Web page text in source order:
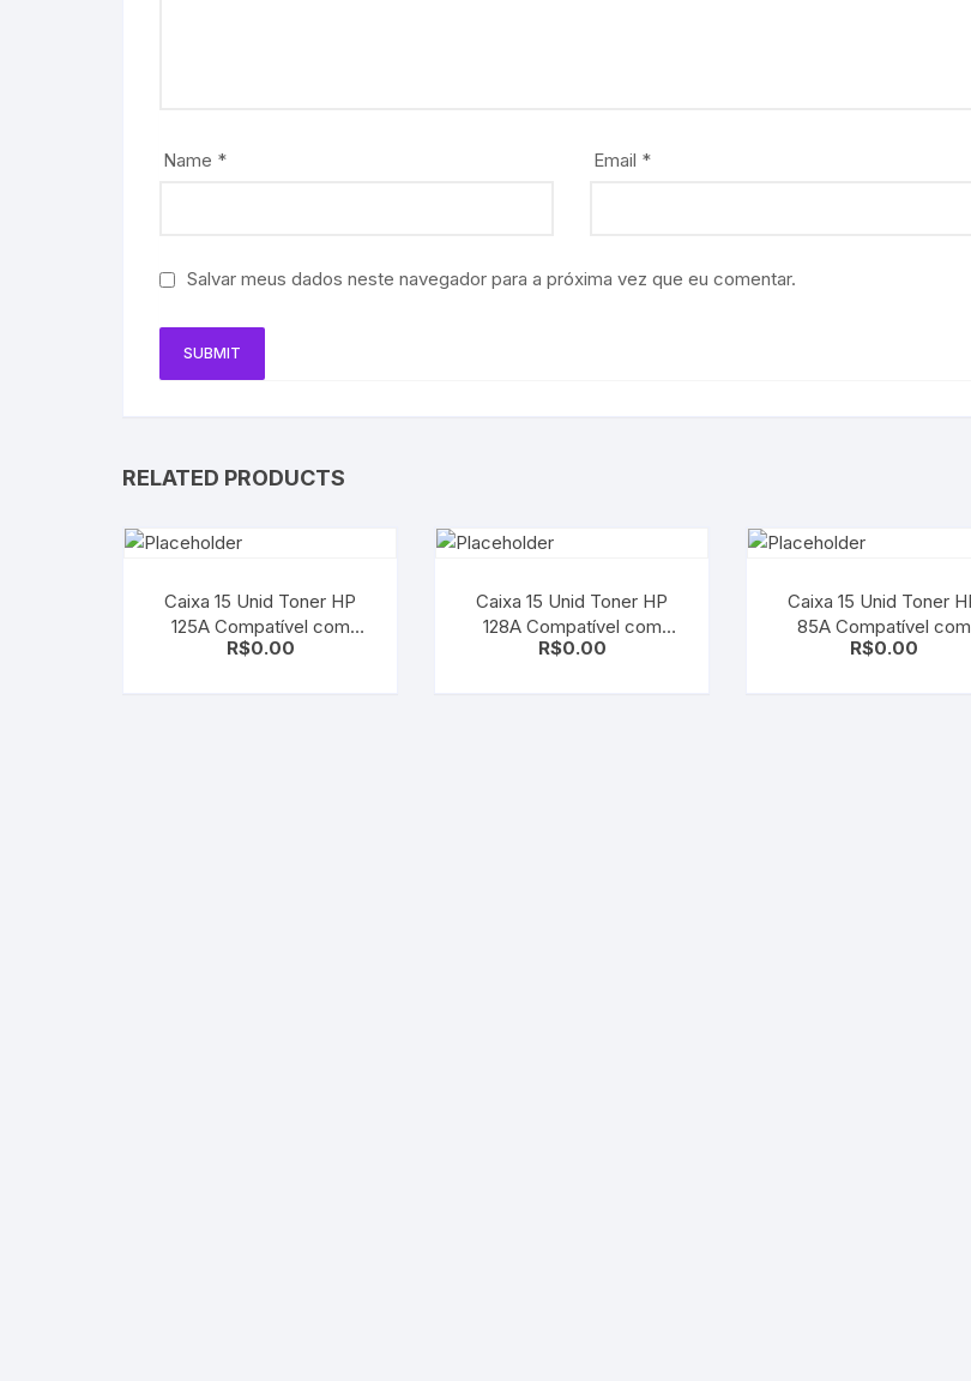
Name * Email *
Salvar meus dados neste navegador para a próxima vez que eu comentar.
RELATED PRODUCTS
Caixa 15 Unid Toner HP
125A Compatível com
CB542A Yellow | CP1215
R$0.00
Caixa 15 Unid Toner HP
128A Compatível com
CE321A Cyan | CM1415
R$0.00
Caixa 15 Unid Toner HP
85A Compatível com
CE285A Black | P1102
R$0.00